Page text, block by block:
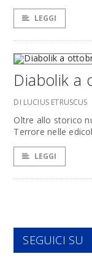
LEGGI
Diabolik a
DI LUCIUS ETRUSCUS
Oltre allo storico
Terrore nelle
LEGGI
SEGUICI SU